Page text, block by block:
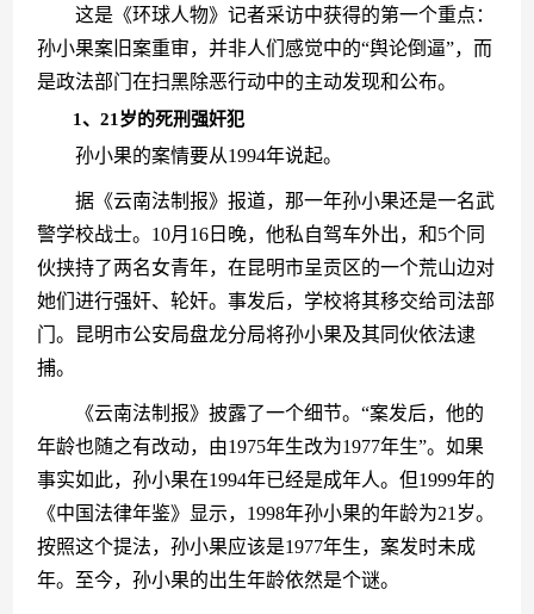
这是《环球人物》记者采访中获得的第一个重点：
孙小果案旧案重审，并非人们感觉中的“舆论倒逼”，而
是政法部门在扫黑除恶行动中的主动发现和公布。
1、21岁的死刑强奸犯
孙小果的案情要从1994年说起。
据《云南法制报》报道，那一年孙小果还是一名武
警学校战士。10月16日晚，他私自驾车外出，和5个同
伙挟持了两名女青年，在昆明市呈贡区的一个荒山边对
她们进行强奸、轮奸。事发后，学校将其移交给司法部
门。昆明市公安局盘龙分局将孙小果及其同伙依法逮
捕。
《云南法制报》披露了一个细节。“案发后，他的
年龄也随之有改动，由1975年生改为1977年生”。如果
事实如此，孙小果在1994年已经是成年人。但1999年的
《中国法律年鉴》显示，1998年孙小果的年龄为21岁。
按照这个提法，孙小果应该是1977年生，案发时未成
年。至今，孙小果的出生年龄依然是个谜。